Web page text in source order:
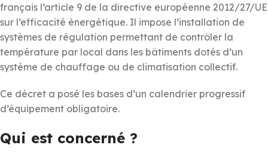
français l’article 9 de la directive européenne 2012/27/UE
sur l’efficacité énergétique. Il impose l’installation de
systèmes de régulation permettant de contrôler la
température par local dans les bâtiments dotés d’un
système de chauffage ou de climatisation collectif.
Ce décret a posé les bases d’un calendrier progressif
d’équipement obligatoire.
Qui est concerné ?